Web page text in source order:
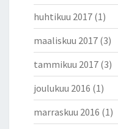
huhtikuu 2017 (1)
maaliskuu 2017 (3)
tammikuu 2017 (3)
joulukuu 2016 (1)
marraskuu 2016 (1)